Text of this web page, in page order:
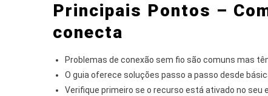
Principais Pontos –
conecta
Problemas de conexão sem fio são comuns mas
O guia oferece soluções passo a passo desde
Verifique primeiro se o recurso está ativado no seu